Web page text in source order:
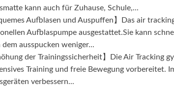
kann auch für Zuhause, Schule,...
Aufblasen und Auspuffen】Das air
Aufblaspumpe ausgestattet.Sie kann
dem ausspucken weniger...
der Trainingssicherheit】Die Air Tracking
Training und freie Bewegung vorbereitet.
verbessern...